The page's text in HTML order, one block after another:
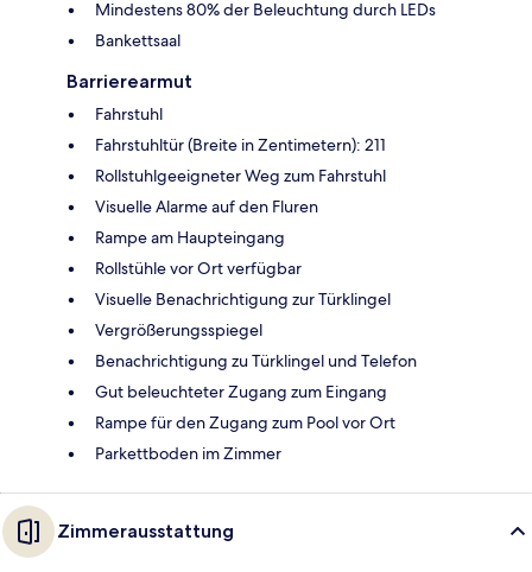
Mindestens 80% der Beleuchtung durch LEDs
Bankettsaal
Barrierearmut
Fahrstuhl
Fahrstuhltür (Breite in Zentimetern): 211
Rollstuhlgeeigneter Weg zum Fahrstuhl
Visuelle Alarme auf den Fluren
Rampe am Haupteingang
Rollstühle vor Ort verfügbar
Visuelle Benachrichtigung zur Türklingel
Vergrößerungsspiegel
Benachrichtigung zu Türklingel und Telefon
Gut beleuchteter Zugang zum Eingang
Rampe für den Zugang zum Pool vor Ort
Parkettboden im Zimmer
Zimmerausstattung